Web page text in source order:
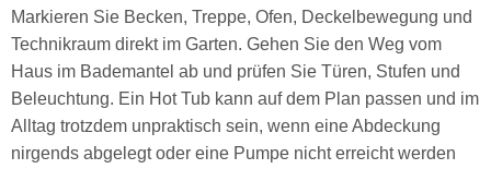
Markieren Sie Becken, Treppe, Ofen, Deckelbewegung und
Technikraum direkt im Garten. Gehen Sie den Weg vom
Haus im Bademantel ab und prüfen Sie Türen, Stufen und
Beleuchtung. Ein Hot Tub kann auf dem Plan passen und im
Alltag trotzdem unpraktisch sein, wenn eine Abdeckung
nirgends abgelegt oder eine Pumpe nicht erreicht werden